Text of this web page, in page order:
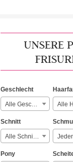
UNSERE
Geschlecht
Alle Geschlechter
Schnitt
Alle Schnitte
Pony